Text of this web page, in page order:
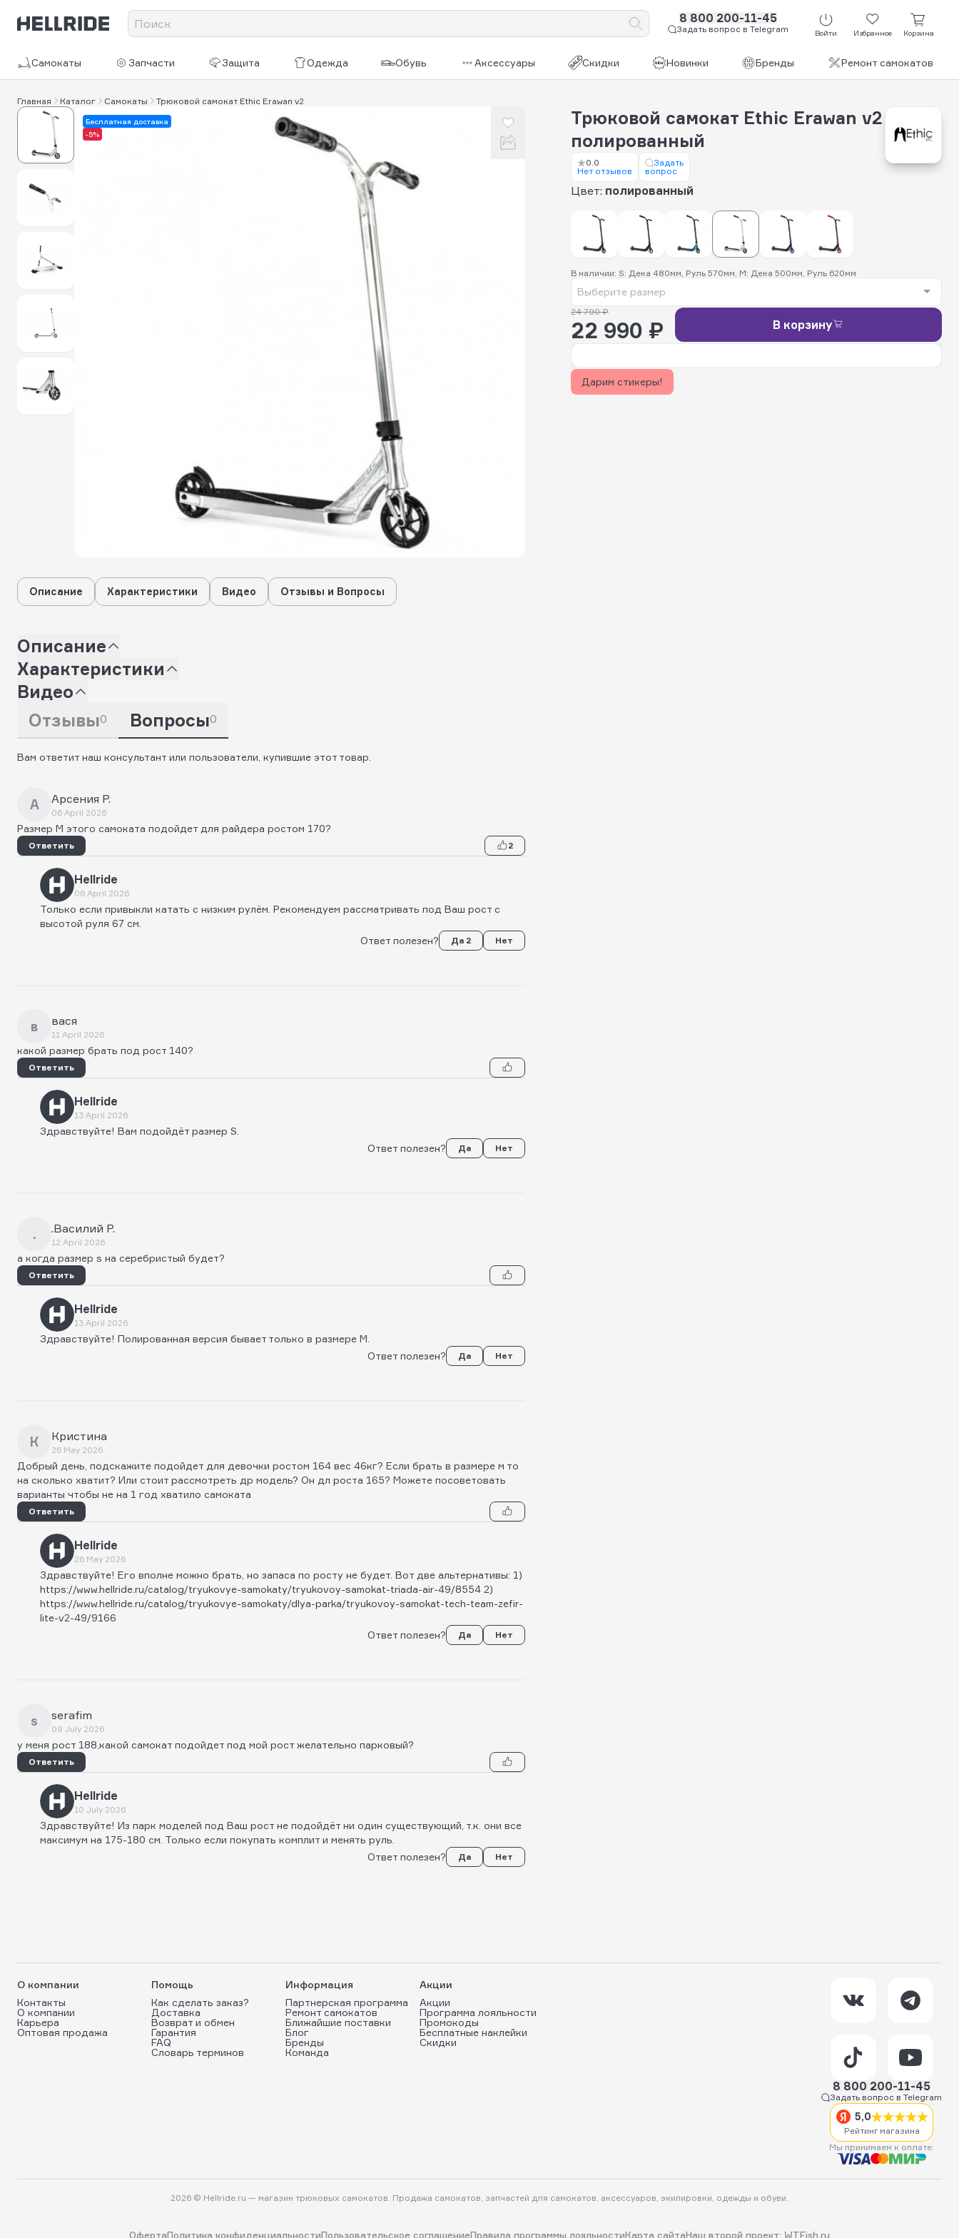
8 800 200-11-45
Задать вопрос в Telegram Войти Избранное Корзина
Самокаты Запчасти Защита Одежда Обувь Аксессуары Скидки Новинки Бренды Ремонт самокатов
Главная Каталог Самокаты Трюковой самокат Ethic Erawan v2
Бесплатная доставка
-5%
Трюковой самокат Ethic Erawan v2
полированный
0.0
Нет отзывов
Задать
вопрос
Цвет: полированный
В наличии: S: Дека 480мм, Руль 570мм, M: Дека 500мм, Руль 620мм
Выберите размер
24 790 ₽
22 990 ₽ В корзину
Дарим стикеры!
Описание Характеристики Видео Отзывы и Вопросы
Описание
Характеристики
Видео
Отзывы0 Вопросы0
Вам ответит наш консультант или пользователи, купившие этот товар.
А Арсения Р.
06 April 2026
Размер M этого самоката подойдет для райдера ростом 170?
Ответить 2
Hellride
06 April 2026
Только если привыкли катать с низким рулём. Рекомендуем рассматривать под Ваш рост с
высотой руля 67 см.
Ответ полезен?
Да 2 Нет
в вася
11 April 2026
какой размер брать под рост 140?
Ответить
Hellride
13 April 2026
Здравствуйте! Вам подойдёт размер S.
Ответ полезен?
Да Нет
. .Василий Р.
12 April 2026
а когда размер s на серебристый будет?
Ответить
Hellride
13 April 2026
Здравствуйте! Полированная версия бывает только в размере М.
Ответ полезен?
Да Нет
К Кристина
26 May 2026
Добрый день, подскажите подойдет для девочки ростом 164 вес 46кг? Если брать в размере м то
на сколько хватит? Или стоит рассмотреть др модель? Он дл роста 165? Можете посоветовать
варианты чтобы не на 1 год хватило самоката
Ответить
Hellride
26 May 2026
Здравствуйте! Его вполне можно брать, но запаса по росту не будет. Вот две альтернативы: 1)
https://www.hellride.ru/catalog/tryukovye-samokaty/tryukovoy-samokat-triada-air-49/8554 2)
https://www.hellride.ru/catalog/tryukovye-samokaty/dlya-parka/tryukovoy-samokat-tech-team-zefir-
lite-v2-49/9166
Ответ полезен?
Да Нет
s serafim
09 July 2026
у меня рост 188,какой самокат подойдет под мой рост желательно парковый?
Ответить
Hellride
10 July 2026
Здравствуйте! Из парк моделей под Ваш рост не подойдёт ни один существующий, т.к. они все
максимум на 175-180 см. Только если покупать комплит и менять руль.
Ответ полезен?
Да Нет
О компании
Контакты
О компании
Карьера
Оптовая продажа
Помощь
Как сделать заказ?
Доставка
Возврат и обмен
Гарантия
FAQ
Словарь терминов
Информация
Партнерская программа
Ремонт самокатов
Ближайшие поставки
Блог
Бренды
Команда
Акции
Акции
Программа лояльности
Промокоды
Бесплатные наклейки
Скидки
8 800 200-11-45
Задать вопрос в Telegram
5,0
Рейтинг магазина
Мы принимаем к оплате:
2026 © Hellride.ru — магазин трюковых самокатов. Продажа самокатов, запчастей для самокатов, аксессуаров, экипировки, одежды и обуви.
ОфертаПолитика конфиденциальностиПользовательское соглашениеПравила программы лояльностиКарта сайтаНаш второй проект: WTFish.ru